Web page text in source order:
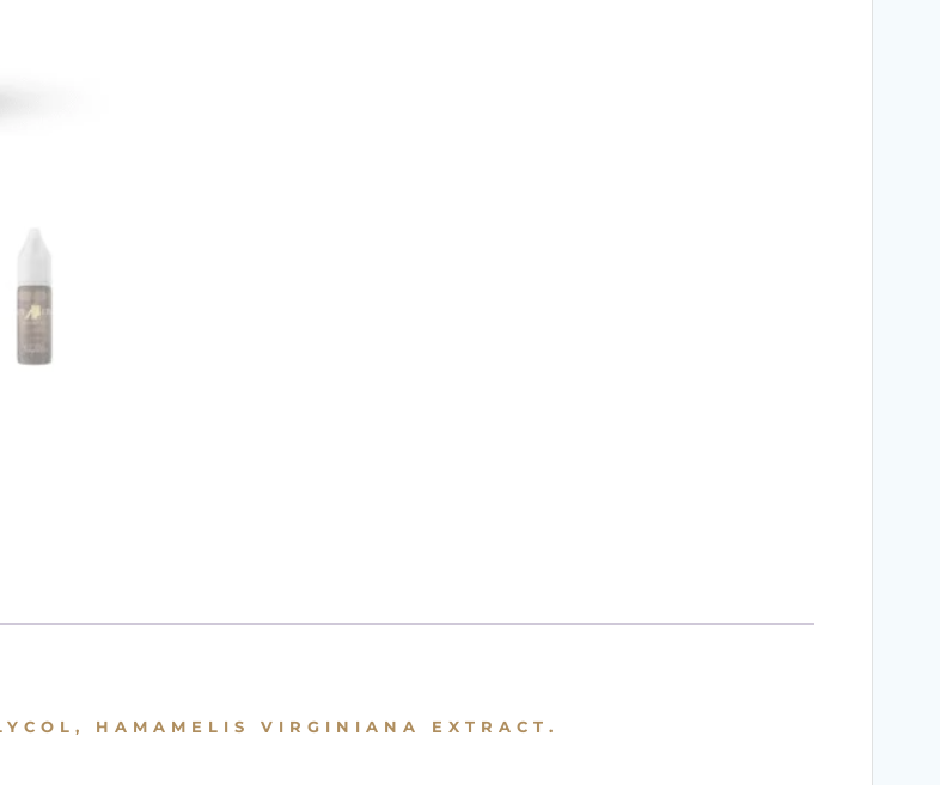
HAMAMELIS VIRGINIANA EXTRACT.